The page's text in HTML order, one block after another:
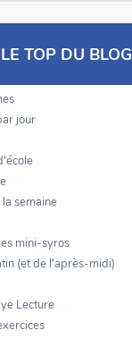
LE TOP DU BLOG
jour
semaine
mini-syros
(et de l'après-midi)
Lecture